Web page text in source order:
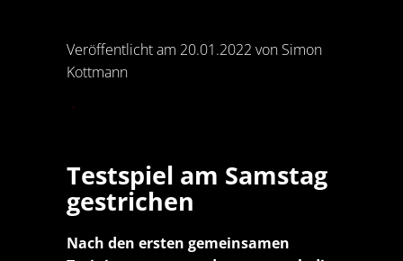
Veröffentlicht am 20.01.2022 von Simon
Kottmann
Testspiel am Samstag
gestrichen
Nach den ersten gemeinsamen